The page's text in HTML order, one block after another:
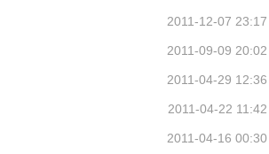
2011-12-07 23:17
2011-09-09 20:02
2011-04-29 12:36
2011-04-22 11:42
2011-04-16 00:30